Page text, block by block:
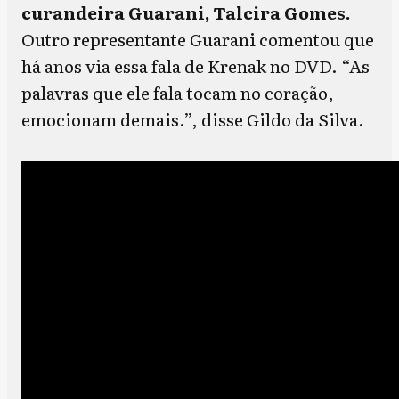
curandeira Guarani, Talcira Gomes.
Outro representante Guarani comentou que
há anos via essa fala de Krenak no DVD. “As
palavras que ele fala tocam no coração,
emocionam demais.”, disse Gildo da Silva.